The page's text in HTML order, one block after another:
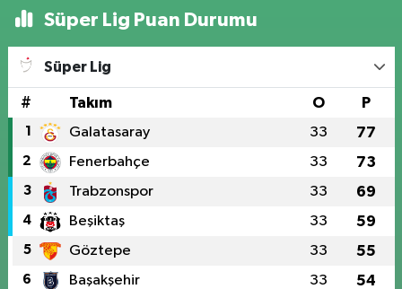
Süper Lig Puan Durumu
Süper Lig
# Takım O P
1 Galatasaray 33 77
2 Fenerbahçe 33 73
3 Trabzonspor 33 69
4 Beşiktaş 33 59
5 Göztepe 33 55
6 Başakşehir 33 54